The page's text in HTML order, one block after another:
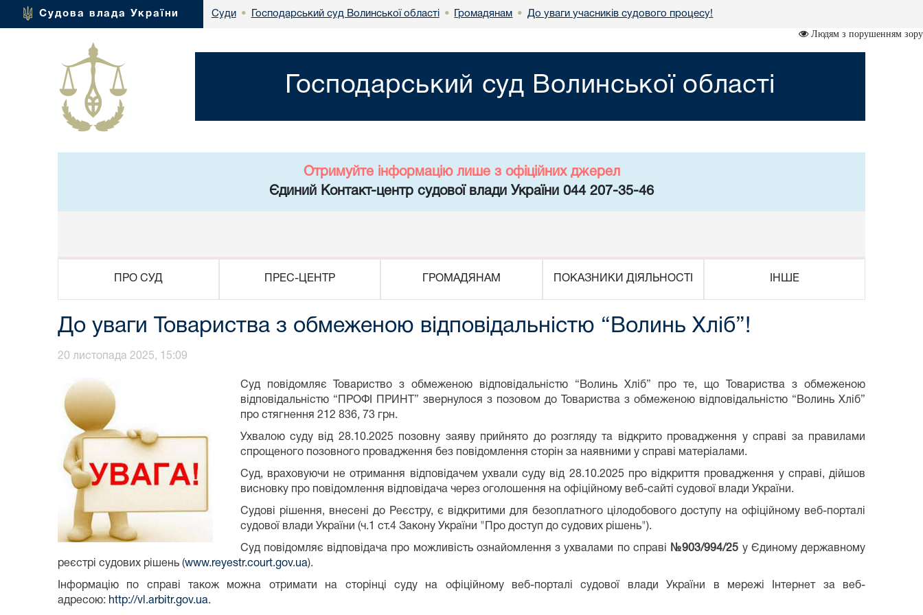
Судова влада України Суди • Господарський суд Волинської області • Громадянам • До уваги учасників судового процесу!
Людям з порушенням зору
Господарський суд Волинської області
Отримуйте інформацію лише з офіційних джерел
Єдиний Контакт-центр судової влади України 044 207-35-46
ПРО СУД ПРЕС-ЦЕНТР ГРОМАДЯНАМ ПОКАЗНИКИ ДІЯЛЬНОСТІ ІНШЕ
До уваги Товариства з обмеженою відповідальністю “Волинь Хліб”!
20 листопада 2025, 15:09
Суд повідомляє Товариство з обмеженою відповідальністю “Волинь Хліб” про те, що Товариства з обмеженою
відповідальністю “ПРОФІ ПРИНТ” звернулося з позовом до Товариства з обмеженою відповідальністю “Волинь Хліб”
про стягнення 212 836, 73 грн.
Ухвалою суду від 28.10.2025 позовну заяву прийнято до розгляду та відкрито провадження у справі за правилами
спрощеного позовного провадження без повідомлення сторін за наявними у справі матеріалами.
Суд, враховуючи не отримання відповідачем ухвали суду від 28.10.2025 про відкриття провадження у справі, дійшов
висновку про повідомлення відповідача через оголошення на офіційному веб-сайті судової влади України.
Судові рішення, внесені до Реєстру, є відкритими для безоплатного цілодобового доступу на офіційному веб-порталі
судової влади України (ч.1 ст.4 Закону України "Про доступ до судових рішень").
Суд повідомляє відповідача про можливість ознайомлення з ухвалами по справі №903/994/25 у Єдиному державному
реєстрі судових рішень (www.reyestr.court.gov.ua).
Інформацію по справі також можна отримати на сторінці суду на офіційному веб-порталі судової влади України в мережі Інтернет за веб-
адресою: http://vl.arbitr.gov.ua.